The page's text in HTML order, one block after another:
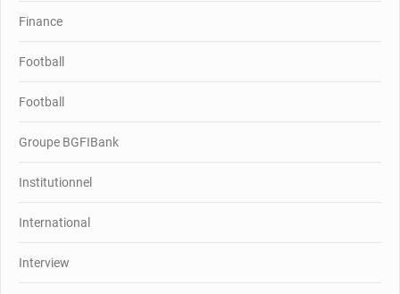
Finance
Football
Football
Groupe BGFIBank
Institutionnel
International
Interview